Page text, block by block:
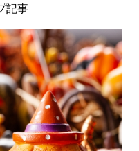
記事